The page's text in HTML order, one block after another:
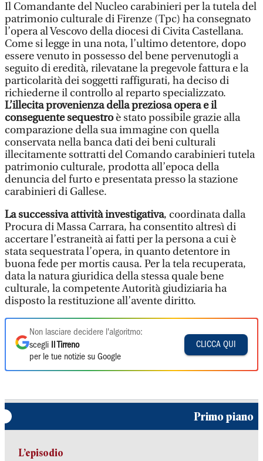
Il Comandante del Nucleo carabinieri per la tutela del
patrimonio culturale di Firenze (Tpc) ha consegnato
l’opera al Vescovo della diocesi di Civita Castellana.
Come si legge in una nota, l’ultimo detentore, dopo
essere venuto in possesso del bene pervenutogli a
seguito di eredità, rilevatane la pregevole fattura e la
particolarità dei soggetti raffigurati, ha deciso di
richiederne il controllo al reparto specializzato.
L’illecita provenienza della preziosa opera e il
conseguente sequestroè stato possibile grazie alla
comparazione della sua immagine con quella
conservata nella banca dati dei beni culturali
illecitamente sottratti del Comando carabinieri tutela
patrimonio culturale, prodotta all’epoca della
denuncia del furto e presentata presso la stazione
carabinieri di Gallese.
La successiva attività investigativa, coordinata dalla
Procura di Massa Carrara, ha consentito altresì di
accertare l’estraneità ai fatti per la persona a cui è
stata sequestrata l’opera, in quanto detentore in
buona fede per mortis causa. Per la tela recuperata,
data la natura giuridica della stessa quale bene
culturale, la competente Autorità giudiziaria ha
disposto la restituzione all’avente diritto.
Non lasciare decidere l'algoritmo:
scegli
Il Tirreno
per le tue notizie su Google
CLICCA QUI
Primo piano
L’episodio